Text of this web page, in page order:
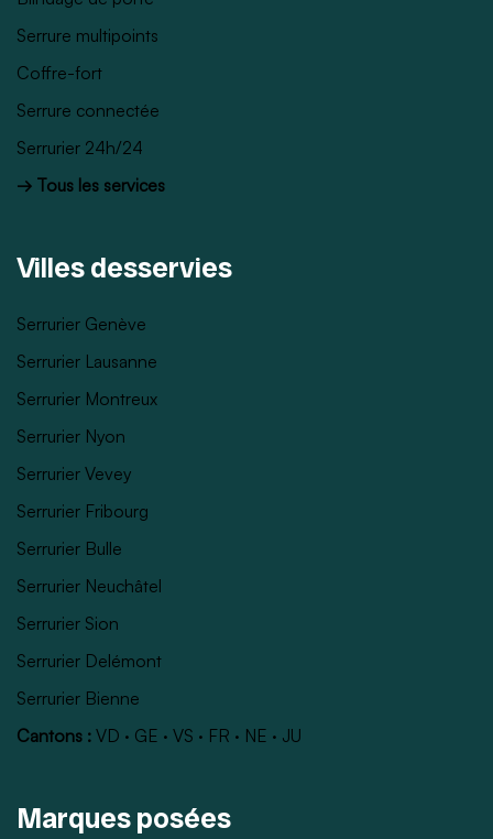
Serrure multipoints
Coffre-fort
Serrure connectée
Serrurier 24h/24
→ Tous les services
Villes desservies
Serrurier Genève
Serrurier Lausanne
Serrurier Montreux
Serrurier Nyon
Serrurier Vevey
Serrurier Fribourg
Serrurier Bulle
Serrurier Neuchâtel
Serrurier Sion
Serrurier Delémont
Serrurier Bienne
Cantons : VD · GE · VS · FR · NE · JU
Marques posées